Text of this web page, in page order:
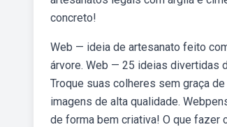
concreto!
Web — ideia de artesanato feito
árvore. Web — 25 ideias divertidas
Troque suas colheres sem graça
imagens de alta qualidade.
de forma bem criativa! O que fazer